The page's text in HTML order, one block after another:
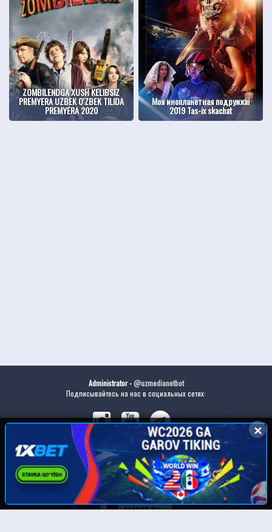
ZOMBILENDGA XUSH KELIBSIZ
PREMYERA UZBEK O'ZBEK TILIDA
PREMYERA 2020
Моя инопланетная подружкаi
2019 Tas-ix skachat
Administrator -@uzmedianetbot
Подписывайтесь на нас в социальных сетях:
Скачайте наше приложение:
✕
✕